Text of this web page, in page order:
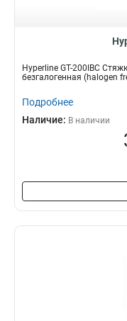
Hyperline GT-200IBC
безгалогенная (halogen
Подробнее
Наличие: В наличии